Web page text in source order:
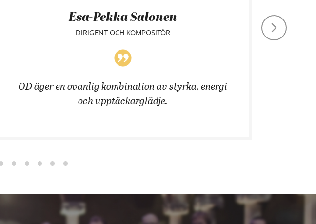
Esa-Pekka Salonen
DIRIGENT OCH KOMPOSITÖR
OD äger en ovanlig kombination av styrka, energi
och upptäckarglädje.